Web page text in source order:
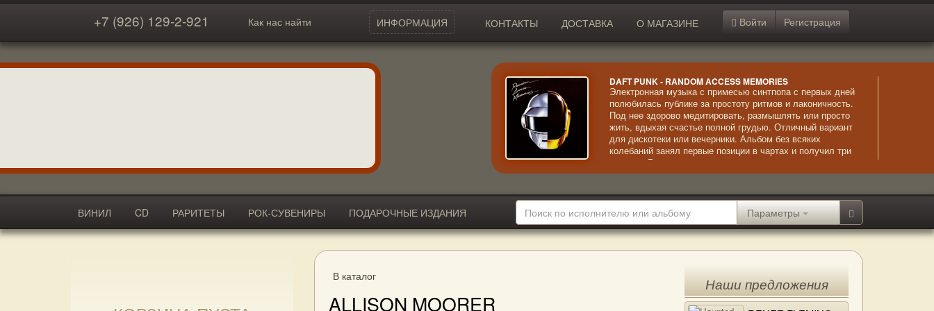
+7 (926) 129-2-921 Как нас найти ИНФОРМАЦИЯ КОНТАКТЫ ДОСТАВКА О МАГАЗИНЕ Войти Регистрация
DAFT PUNK - RANDOM ACCESS MEMORIES
Электронная музыка с примесью синтпопа с первых дней
полюбилась публике за простоту ритмов и лаконичность.
Под нее здорово медитировать, размышлять или просто
жить, вдыхая счастье полной грудью. Отличный вариант
для дискотеки или вечерники. Альбом без всяких
колебаний занял первые позиции в чартах и получил три
премии «Грэмми», а также дружное одобрение критиков.
ВИНИЛ CD РАРИТЕТЫ РОК-СУВЕНИРЫ
ПОДАРОЧНЫЕ ИЗДАНИЯ
АКСЕССУАРЫ
Параметры
В каталог
ALLISON MOORER
Наши предложения